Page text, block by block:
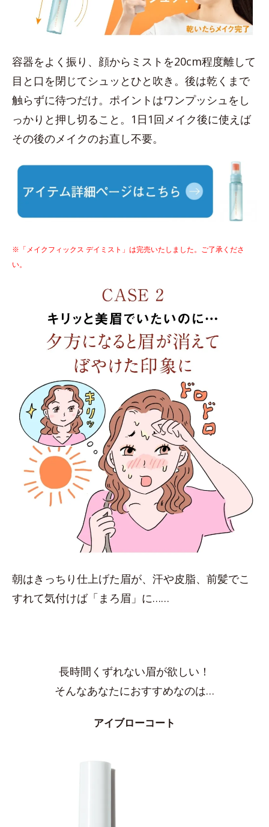
容器をよく振り、顔からミストを20cm程度離して
目と口を閉じてシュッとひと吹き。後は乾くまで
触らずに待つだけ。ポイントはワンプッシュをし
っかりと押し切ること。1日1回メイク後に使えば
その後のメイクのお直し不要。
※「メイクフィックス デイミスト」は完売いたしました。ご了承くださ
い。
朝はきっちり仕上げた眉が、汗や皮脂、前髪でこ
すれて気付けば「まろ眉」に……
長時間くずれない眉が欲しい！
そんなあなたにおすすめなのは…
アイブローコート